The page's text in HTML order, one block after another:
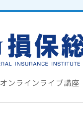
オンラインライブ講座